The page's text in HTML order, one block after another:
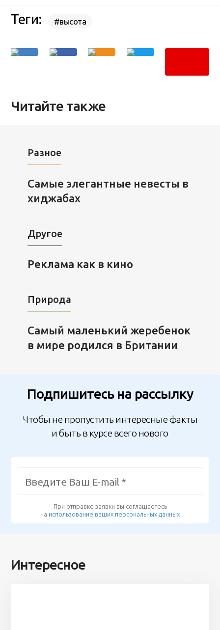
Теги: #высота
Читайте также
Разное
Самые элегантные невесты в
хиджабах
Другое
Реклама как в кино
Природа
Самый маленький жеребенок
в мире родился в Британии
Подпишитесь на рассылку
Чтобы не пропустить интересные факты
и быть в курсе всего нового
При отправке заявки вы соглашаетесь
на использование ваших персональных данных
Интересное